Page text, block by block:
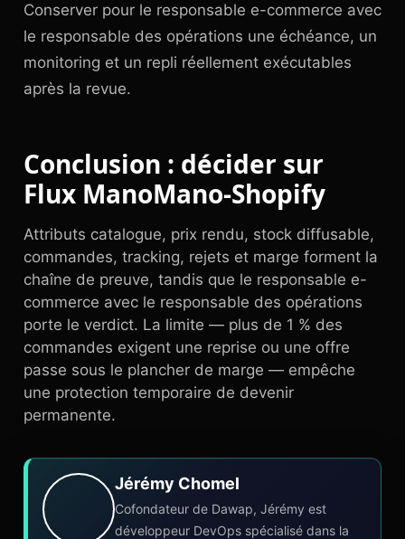
Conserver pour le responsable e-commerce avec
le responsable des opérations une échéance, un
monitoring et un repli réellement exécutables
après la revue.
Conclusion : décider sur
Flux ManoMano-Shopify
Attributs catalogue, prix rendu, stock diffusable,
commandes, tracking, rejets et marge forment la
chaîne de preuve, tandis que le responsable e-
commerce avec le responsable des opérations
porte le verdict. La limite — plus de 1 % des
commandes exigent une reprise ou une offre
passe sous le plancher de marge — empêche
une protection temporaire de devenir
permanente.
Jérémy Chomel
Cofondateur de Dawap, Jérémy est
développeur DevOps spécialisé dans la